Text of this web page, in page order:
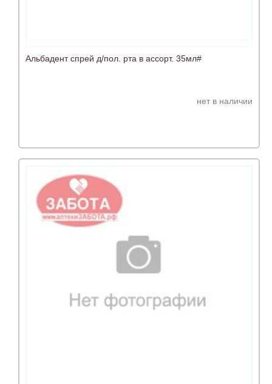
Альбадент спрей д/пол. рта в ассорт. 35мл#
нет в наличии